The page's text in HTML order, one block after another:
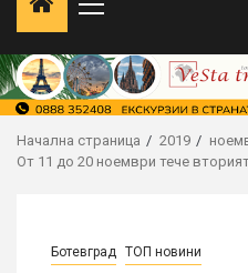
Primary
Начална страница 2019
От 11 до 20 ноември тече
Ботевград ТОП новини